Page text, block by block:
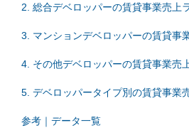
2. 総合デベロッパーの賃貸事業売上
3. マンションデベロッパーの賃貸事
4. その他デベロッパーの賃貸事業売
5. デベロッパータイプ別の賃貸事業
参考｜データ一覧